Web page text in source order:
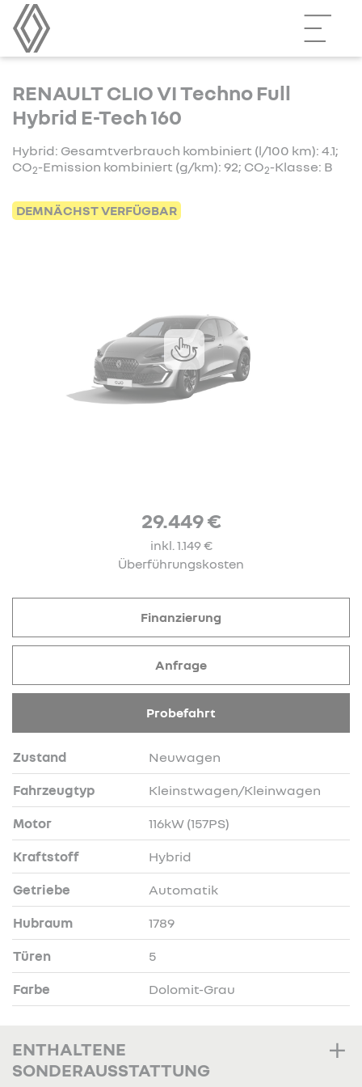
RENAULT CLIO VI Techno Full
Hybrid E-Tech 160
Hybrid: Gesamtverbrauch kombiniert (l/100 km): 4.1;
CO2-Emission kombiniert (g/km): 92; CO2-Klasse: B
DEMNÄCHST VERFÜGBAR
29.449 €
inkl. 1.149 €
Überführungskosten
Zustand Neuwagen
Fahrzeugtyp Kleinstwagen/Kleinwagen
Motor 116kW (157PS)
Kraftstoff Hybrid
Getriebe Automatik
Hubraum 1789
Türen 5
Farbe Dolomit-Grau
Finanzierung
Anfrage
Probefahrt
ENTHALTENE
SONDERAUSSTATTUNG